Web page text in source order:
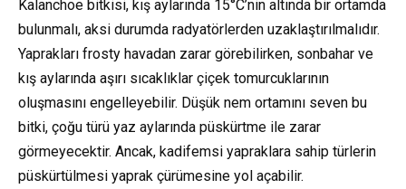
Kalanchoe bitkisi, kış aylarında 15°C’nin altında bir ortamda
bulunmalı, aksi durumda radyatörlerden uzaklaştırılmalıdır.
Yaprakları frosty havadan zarar görebilirken, sonbahar ve
kış aylarında aşırı sıcaklıklar çiçek tomurcuklarının
oluşmasını engelleyebilir. Düşük nem ortamını seven bu
bitki, çoğu türü yaz aylarında püskürtme ile zarar
görmeyecektir. Ancak, kadifemsi yapraklara sahip türlerin
püskürtülmesi yaprak çürümesine yol açabilir.